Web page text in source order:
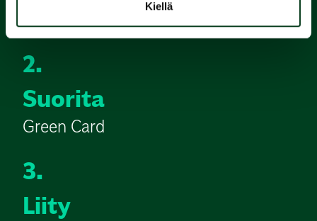
Kiellä
2.
Suorita
Green Card
3.
Liity